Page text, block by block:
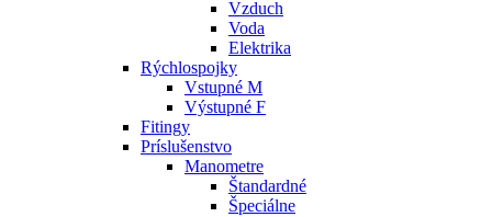
Vzduch
Voda
Elektrika
Rýchlospojky
Vstupné M
Výstupné F
Fitingy
Príslušenstvo
Manometre
Štandardné
Špeciálne